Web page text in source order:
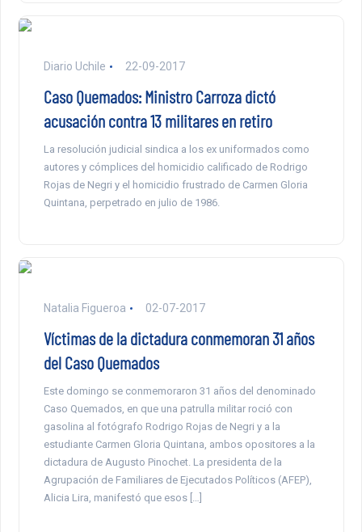
Diario Uchile 22-09-2017
Caso Quemados: Ministro Carroza dictó
acusación contra 13 militares en retiro
La resolución judicial sindica a los ex uniformados como
autores y cómplices del homicidio calificado de Rodrigo
Rojas de Negri y el homicidio frustrado de Carmen Gloria
Quintana, perpetrado en julio de 1986.
Natalia Figueroa 02-07-2017
Víctimas de la dictadura conmemoran 31 años
del Caso Quemados
Este domingo se conmemoraron 31 años del denominado
Caso Quemados, en que una patrulla militar roció con
gasolina al fotógrafo Rodrigo Rojas de Negri y a la
estudiante Carmen Gloria Quintana, ambos opositores a la
dictadura de Augusto Pinochet. La presidenta de la
Agrupación de Familiares de Ejecutados Políticos (AFEP),
Alicia Lira, manifestó que esos […]